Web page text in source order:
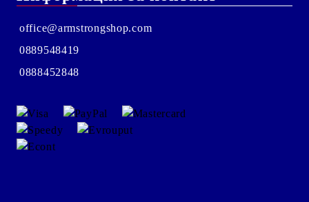
office@armstrongshop.com
0889548419
0888452848